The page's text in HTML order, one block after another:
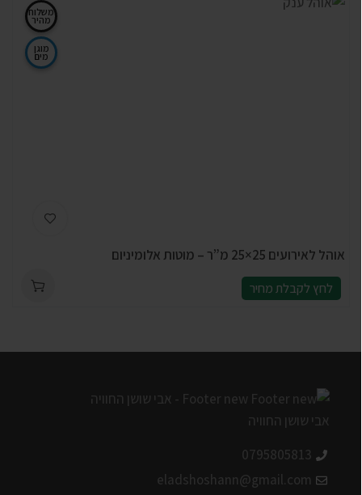
משלוח
מהיר
מוגן
מים
אוהל לאירועים 25×25 מ”ר – מוטות אלומיניום
לחץ לקבלת מחיר
0795805813
eladshoshann@gmail.com